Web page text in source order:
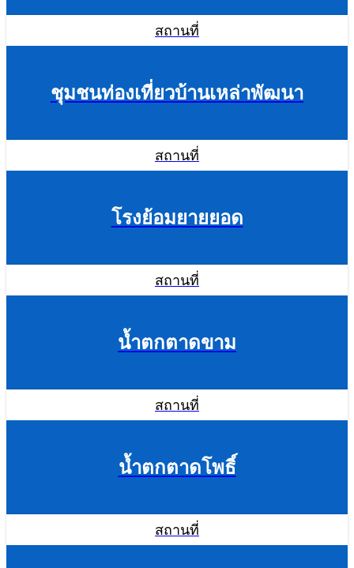
สถานที่
ชุมชนท่องเที่ยวบ้านเหล่าพัฒนา
สถานที่
โรงย้อมยายยอด
สถานที่
น้ำตกตาดขาม
สถานที่
น้ำตกตาดโพธิ์
สถานที่